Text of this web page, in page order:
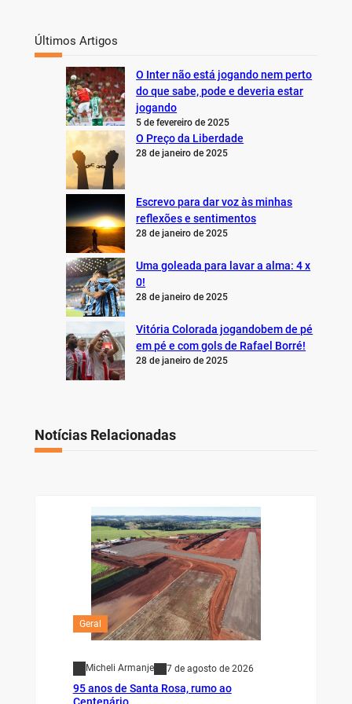
Últimos Artigos
O Inter não está jogando nem perto
do que sabe, pode e deveria estar
jogando
5 de fevereiro de 2025
O Preço da Liberdade
28 de janeiro de 2025
Escrevo para dar voz às minhas
reflexões e sentimentos
28 de janeiro de 2025
Uma goleada para lavar a alma: 4 x
0!
28 de janeiro de 2025
Vitória Colorada jogandobem de pé
em pé e com gols de Rafael Borré!
28 de janeiro de 2025
Notícias Relacionadas
Geral
Micheli Armanje 7 de agosto de 2026
95 anos de Santa Rosa, rumo ao